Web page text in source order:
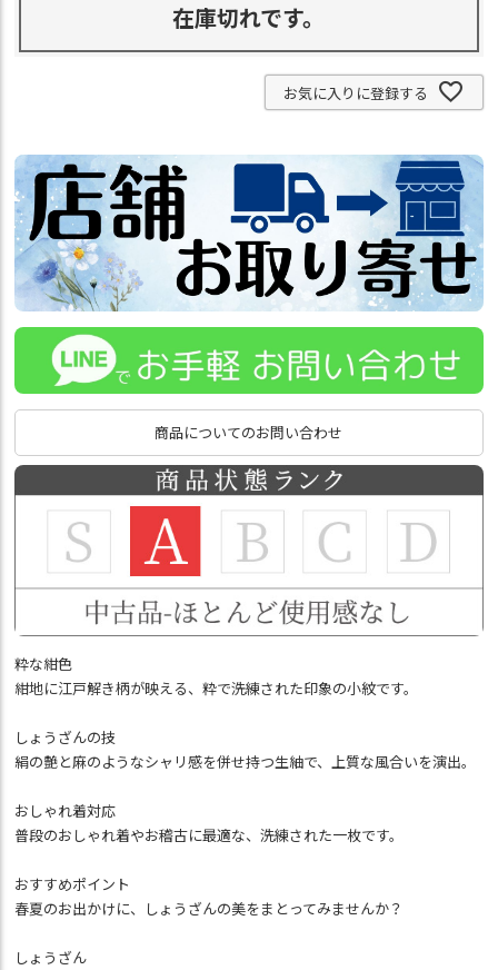
在庫切れです。
お気に入りに登録する
商品についてのお問い合わせ
粋な紺色
紺地に江戸解き柄が映える、粋で洗練された印象の小紋です。
しょうざんの技
絹の艶と麻のようなシャリ感を併せ持つ生紬で、上質な風合いを演出。
おしゃれ着対応
普段のおしゃれ着やお稽古に最適な、洗練された一枚です。
おすすめポイント
春夏のお出かけに、しょうざんの美をまとってみませんか？
しょうざん